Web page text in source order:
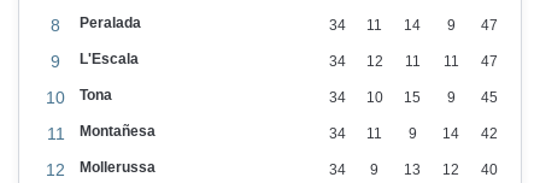
8 Peralada 34 11 14 9 47
9 L'Escala 34 12 11 11 47
10 Tona 34 10 15 9 45
11 Montañesa 34 11 9 14 42
12 Mollerussa 34 9 13 12 40